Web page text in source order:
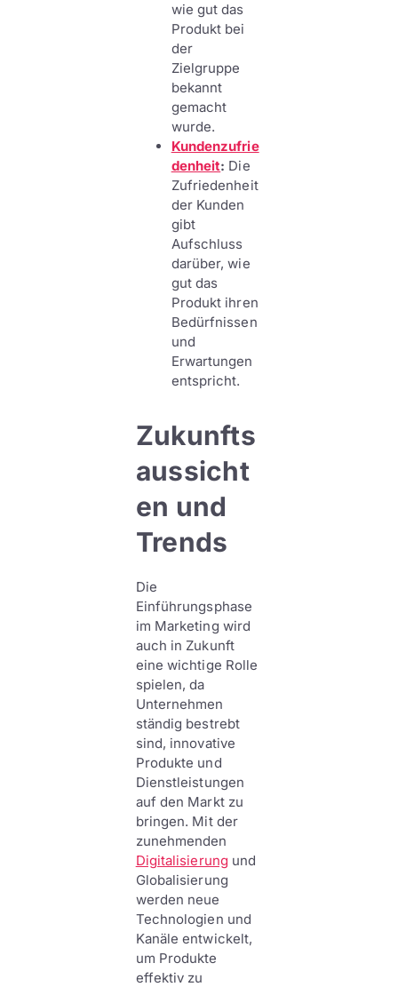
wie gut das
Produkt bei
der
Zielgruppe
bekannt
gemacht
wurde.
Kundenzufrie
denheit: Die
Zufriedenheit
der Kunden
gibt
Aufschluss
darüber, wie
gut das
Produkt ihren
Bedürfnissen
und
Erwartungen
entspricht.
Zukunfts
aussicht
en und
Trends
Die
Einführungsphase
im Marketing wird
auch in Zukunft
eine wichtige Rolle
spielen, da
Unternehmen
ständig bestrebt
sind, innovative
Produkte und
Dienstleistungen
auf den Markt zu
bringen. Mit der
zunehmenden
Digitalisierung und
Globalisierung
werden neue
Technologien und
Kanäle entwickelt,
um Produkte
effektiv zu